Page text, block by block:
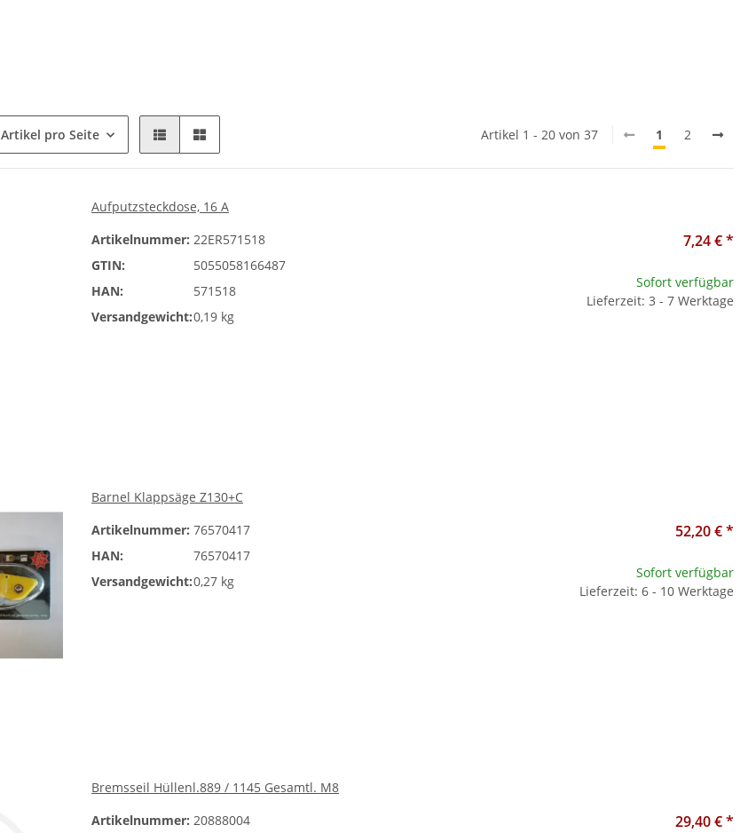
Artikel pro Seite Artikel 1 - 20 von 37 1 2
Aufputzsteckdose, 16 A
Artikelnummer: 22ER571518
GTIN:
5055058166487
HAN:
571518
Versandgewicht:0,19 kg
7,24 €*
Sofort verfügbar
Lieferzeit: 3 - 7 Werktage
Barnel Klappsäge Z130+C
Artikelnummer: 76570417
HAN:
76570417
Versandgewicht:0,27 kg
52,20 €*
Sofort verfügbar
Lieferzeit: 6 - 10 Werktage
Bremsseil Hüllenl.889 / 1145 Gesamtl. M8
Artikelnummer: 20888004
29,40 €*